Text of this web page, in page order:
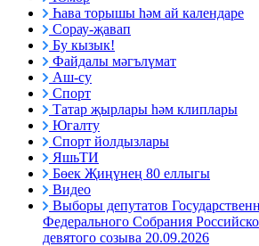
Һава торышы һәм ай календаре
Сорау-җавап
Бу кызык!
Файдалы мәгълүмат
Аш-су
Спорт
Татар җырлары һәм клиплары
Югалту
Спорт йолдызлары
ЯшьТИ
Бөек Җиңүнең 80 еллыгы
Видео
Выборы депутатов
Федерального Собрания
девятого созыва 20.09.2026